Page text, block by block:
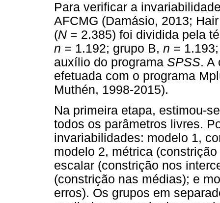
Para verificar a
AFCMG (Damásio, 2013;
(N = 2.385) foi dividida pela
n = 1.192; grupo B, n =
auxílio do programa SPSS. A
efetuada com o programa
Muthén, 1998-2015).
Na primeira etapa, estimou-
todos os parâmetros livres.
invariabilidades: modelo 1,
modelo 2, métrica
escalar (constrição nos
(constrição nas médias); e
erros). Os grupos em